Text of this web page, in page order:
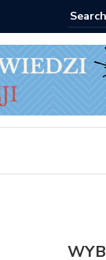
Gdzie kupić: